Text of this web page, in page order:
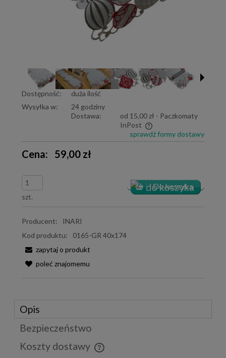
Dostępność:
duża ilość
Wysyłka w:
24 godziny
Dostawa:
od 15,00 zł - Paczkomaty
InPost
Cena nie zawiera ewentualnych kosztów płatności
sprawdź formy dostawy
Cena: 59,00 zł
szt.
Producent:
INARI
Kod produktu:
0165-GR 40x174
zapytaj o produkt
poleć znajomemu
Opis
Bezpieczeństwo
Koszty dostawy
Cena nie zawiera ewentualnych kosztów płatności